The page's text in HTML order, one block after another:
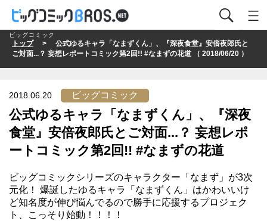
トップ> 公式ゆるキャラ「なまずくん」、『深夜食堂』安倍夜郎氏と
ご対面...？ 妄想レポートコミック第2回!! #なまずの花道 （ 2018/06/20 ）
ビッグコミック
2018.06.20
公式ゆるキャラ「なまずくん」、『深夜
食堂』安倍夜郎氏とご対面...？ 妄想レポ
ートコミック第2回!! #なまずの花道
ビッグコミック
ビッグコミックシリーズのキャラクター「なまず」が3次
元化！ 爆誕したゆるキャラ「なまずくん」はかわいいけ
ど知名度が伸び悩んでるので勝手に応援するプロジェク
ト、こっそり始動！！！！